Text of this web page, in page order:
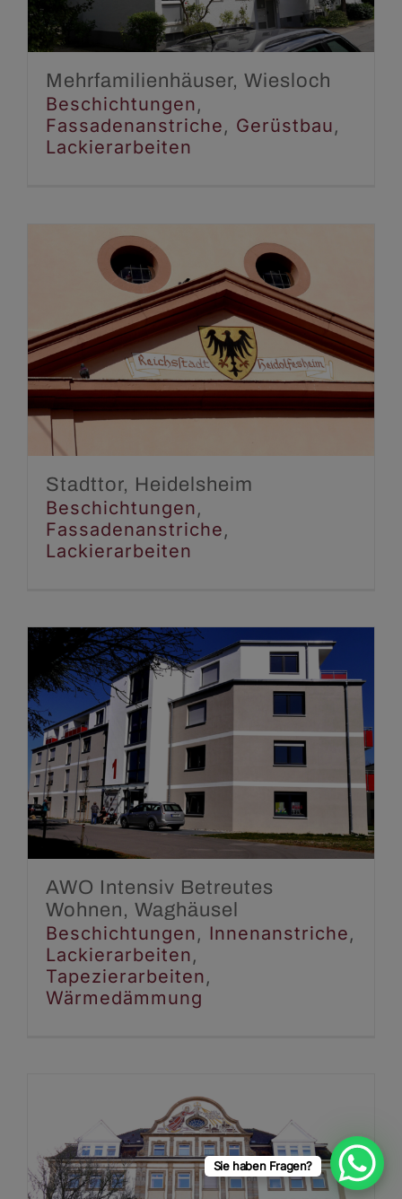
Lackierarbeiten
Mehrfamilienhäuser, Wiesloch
Beschichtungen,
Fassadenanstriche, Gerüstbau,
Lackierarbeiten
Stadttor, Heidelsheim
Beschichtungen
Fassadenanstriche
Lackierarbeiten
Stadttor, Heidelsheim
Beschichtungen,
Fassadenanstriche,
Lackierarbeiten
AWO Intensiv Betreutes
Wohnen, Waghäusel
Beschichtungen Innenanstriche
Lackierarbeiten
Tapezierarbeiten
Wärmedämmung
AWO Intensiv Betreutes
Wohnen, Waghäusel
Beschichtungen, Innenanstriche,
Lackierarbeiten,
Tapezierarbeiten,
Wärmedämmung
Schule „Sancta Maria“,
Sie haben Fragen?